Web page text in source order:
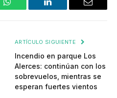
WhatsApp LinkedIn Email
ARTÍCULO SIGUIENTE
Incendio en parque Los
Alerces: continúan con los
sobrevuelos, mientras se
esperan fuertes vientos